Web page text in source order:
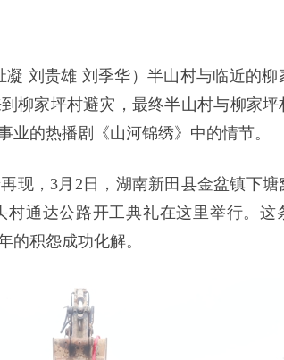
凝 刘贵雄 刘季华）半山村与临近的
柳家坪村避灾，最终半山村与柳家
的热播剧《山河锦绣》中的情节。
现，3月2日，湖南新田县金盆镇下
通达公路开工典礼在这里举行。这
的积怨成功化解。